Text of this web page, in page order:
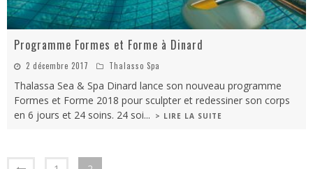
Programme Formes et Forme à Dinard
2 décembre 2017 Thalasso Spa
Thalassa Sea & Spa Dinard lance son nouveau programme
Formes et Forme 2018 pour sculpter et redessiner son corps
en 6 jours et 24 soins. 24 soi... > LIRE LA SUITE